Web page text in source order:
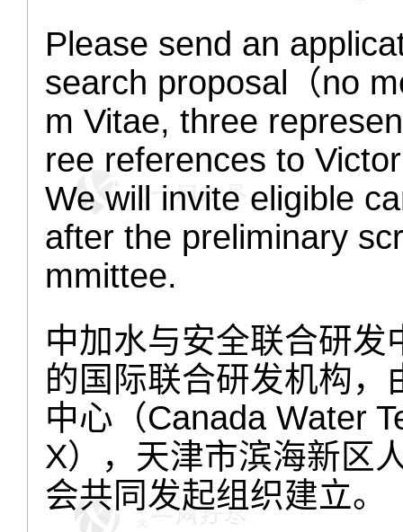
Please send an
search proposal（no
m Vitae, three
ree references to
We will invite eligible
after the preliminary
mmittee.
中加水与安全联合研
的国际联合研发机构
中心 （Canada Water
X）
，天津市滨海新区
会共同发起组织建立。